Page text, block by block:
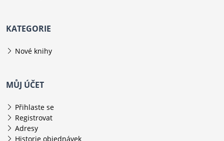
KATEGORIE
Nové knihy
MŮJ ÚČET
Přihlaste se
Registrovat
Adresy
Historie objednávek